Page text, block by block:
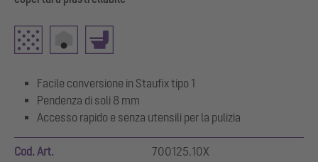
Facile conversione in Staufix tipo 1
Pendenza di soli 8 mm
Accesso rapido e senza utensili per la pulizia
Cod. Art. 700125.10X